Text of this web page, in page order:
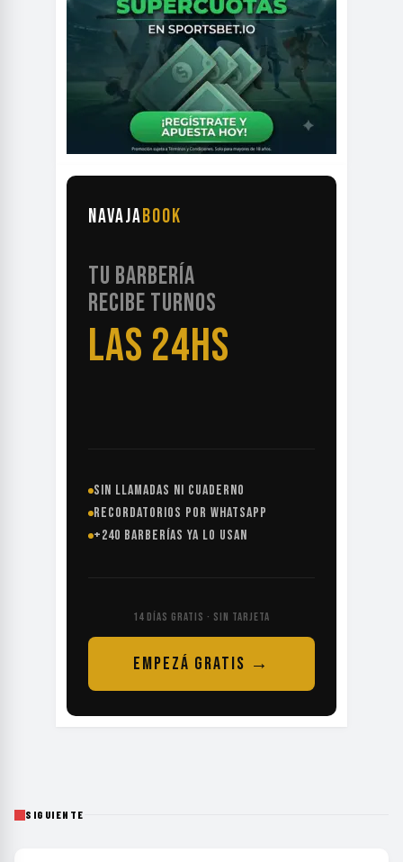
NAVAJABOOK
TU BARBERÍA
RECIBE TURNOS
LAS 24HS
SIN LLAMADAS NI CUADERNO
RECORDATORIOS POR WHATSAPP
+240 BARBERÍAS YA LO USAN
14 DÍAS GRATIS · SIN TARJETA
EMPEZÁ GRATIS →
SIGUIENTE